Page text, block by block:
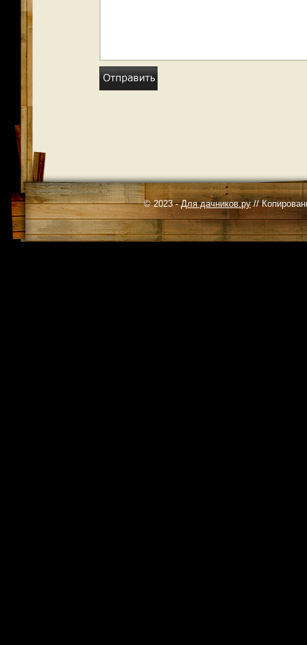
© 2023 -Для дачников.ру//